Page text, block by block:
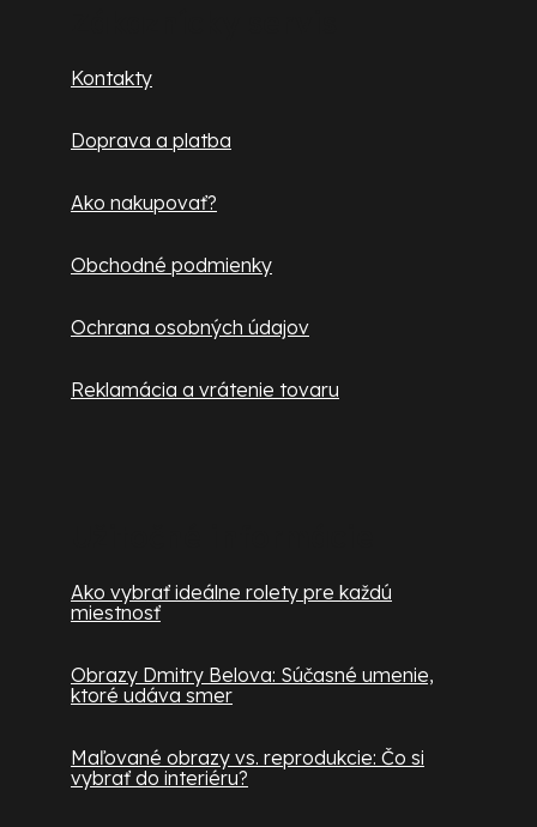
Kontakty
Doprava a platba
Ako nakupovať?
Obchodné podmienky
Ochrana osobných údajov
Reklamácia a vrátenie tovaru
Ako vybrať ideálne rolety pre každú
miestnosť
Obrazy Dmitry Belova: Súčasné umenie,
ktoré udáva smer
Maľované obrazy vs. reprodukcie: Čo si
vybrať do interiéru?